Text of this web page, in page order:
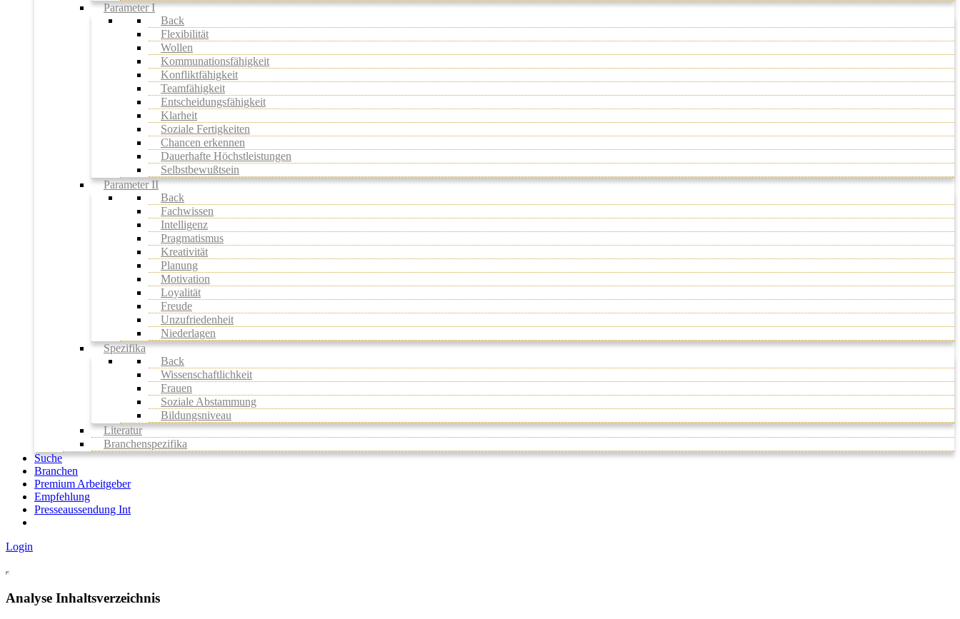
Parameter I
Back
Flexibilität
Wollen
Kommunationsfähigkeit
Konfliktfähigkeit
Teamfähigkeit
Entscheidungsfähigkeit
Klarheit
Soziale Fertigkeiten
Chancen erkennen
Dauerhafte Höchstleistungen
Selbstbewußtsein
Parameter II
Back
Fachwissen
Intelligenz
Pragmatismus
Kreativität
Planung
Motivation
Loyalität
Freude
Unzufriedenheit
Niederlagen
Spezifika
Back
Wissenschaftlichkeit
Frauen
Soziale Abstammung
Bildungsniveau
Literatur
Branchenspezifika
Suche
Branchen
Premium Arbeitgeber
Empfehlung
Presseaussendung Int
Login
Analyse Inhaltsverzeichnis